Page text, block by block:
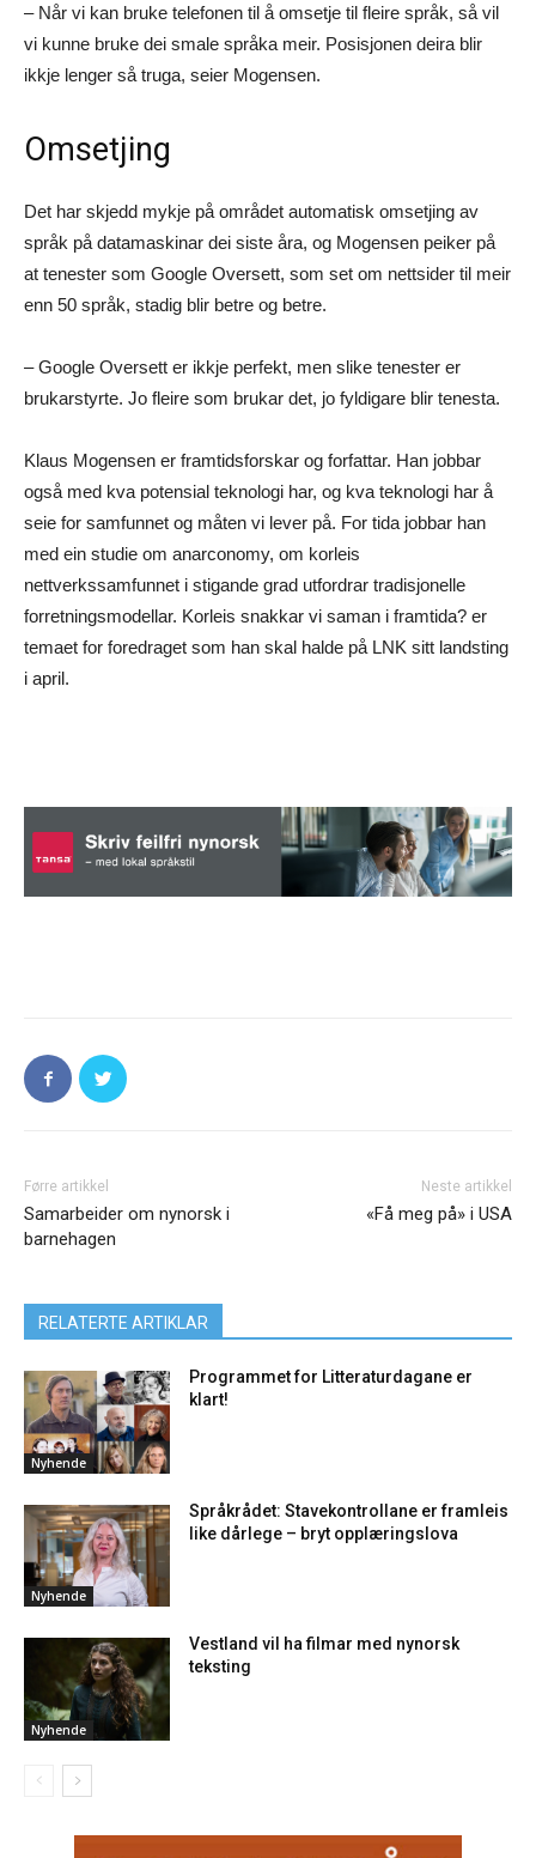
– Når vi kan bruke telefonen til å omsetje til fleire språk, så vil
vi kunne bruke dei smale språka meir. Posisjonen deira blir
ikkje lenger så truga, seier Mogensen.
Omsetjing
Det har skjedd mykje på området automatisk omsetjing av
språk på datamaskinar dei siste åra, og Mogensen peiker på
at tenester som Google Oversett, som set om nettsider til meir
enn 50 språk, stadig blir betre og betre.
– Google Oversett er ikkje perfekt, men slike tenester er
brukarstyrte. Jo fleire som brukar det, jo fyldigare blir tenesta.
Klaus Mogensen er framtidsforskar og forfattar. Han jobbar
også med kva potensial teknologi har, og kva teknologi har å
seie for samfunnet og måten vi lever på. For tida jobbar han
med ein studie om anarconomy, om korleis
nettverkssamfunnet i stigande grad utfordrar tradisjonelle
forretningsmodellar. Korleis snakkar vi saman i framtida? er
temaet for foredraget som han skal halde på LNK sitt landsting
i april.
Førre artikkel
Samarbeider om nynorsk i
barnehagen
Neste artikkel
«Få meg på» i USA
RELATERTE ARTIKLAR
Nyhende
Programmet for Litteraturdagane er
klart!
Nyhende
Språkrådet: Stavekontrollane er framleis
like dårlege – bryt opplæringslova
Nyhende
Vestland vil ha filmar med nynorsk
teksting